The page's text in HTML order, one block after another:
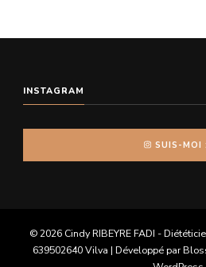
INSTAGRAM
SUIS-MOI
© 2026 Cindy RIBEYRE FADI -
639502640Vilva | Développé par